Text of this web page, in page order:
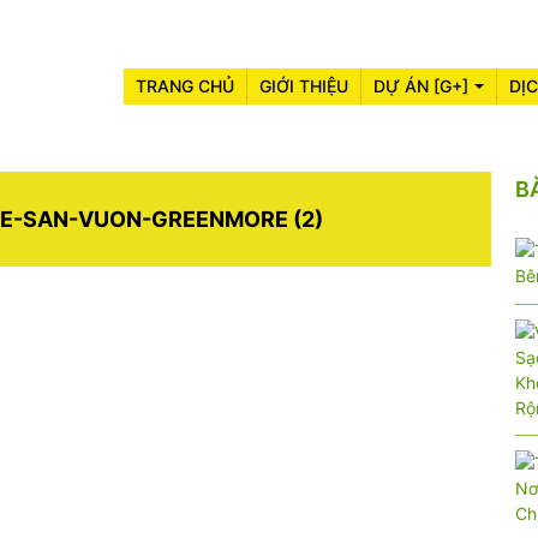
TRANG CHỦ GIỚI THIỆU DỰ ÁN [G+]
SAN-VUON-GREENMORE (2)